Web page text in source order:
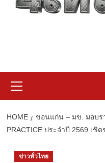
Menu
HOME
ขอนแก่น – มข. มอบรา
PRACTICE ประจำปี 2569 เ
ข่าวทั่วไทย